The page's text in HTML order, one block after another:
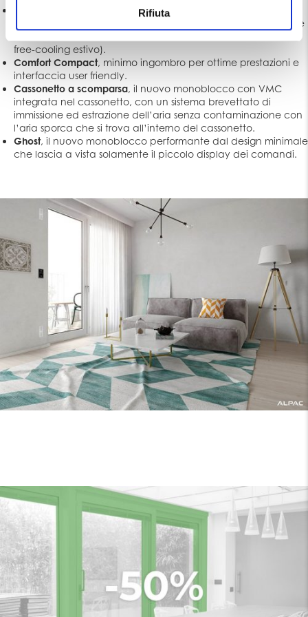
n
o
Rifiuta
, con l’82% di efficienza e massima possibilità di
personalizzazione delle funzionalità (portata d’aria regolabile
free-cooling estivo).
Comfort Compact, minimo ingombro per ottime prestazioni e
interfaccia user friendly.
Cassonetto a scomparsa, il nuovo monoblocco con VMC
integrata nel cassonetto, con un sistema brevettato di
immissione ed estrazione dell’aria senza contaminazione con
l’aria sporca che si trova all’interno del cassonetto.
Ghost, il nuovo monoblocco performante dal design minimale
che lascia a vista solamente il piccolo display dei comandi.